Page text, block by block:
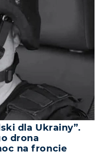
dla Ukrainy”.
drona
na froncie